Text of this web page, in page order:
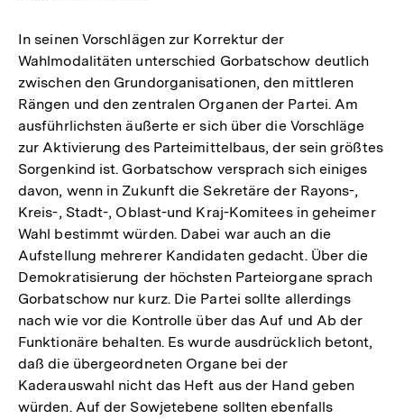
In seinen Vorschlägen zur Korrektur der
Wahlmodalitäten unterschied Gorbatschow deutlich
zwischen den Grundorganisationen, den mittleren
Rängen und den zentralen Organen der Partei. Am
ausführlichsten äußerte er sich über die Vorschläge
zur Aktivierung des Parteimittelbaus, der sein größtes
Sorgenkind ist. Gorbatschow versprach sich einiges
davon, wenn in Zukunft die Sekretäre der Rayons-,
Kreis-, Stadt-, Oblast-und Kraj-Komitees in geheimer
Wahl bestimmt würden. Dabei war auch an die
Aufstellung mehrerer Kandidaten gedacht. Über die
Demokratisierung der höchsten Parteiorgane sprach
Gorbatschow nur kurz. Die Partei sollte allerdings
nach wie vor die Kontrolle über das Auf und Ab der
Funktionäre behalten. Es wurde ausdrücklich betont,
daß die übergeordneten Organe bei der
Kaderauswahl nicht das Heft aus der Hand geben
würden. Auf der Sowjetebene sollten ebenfalls